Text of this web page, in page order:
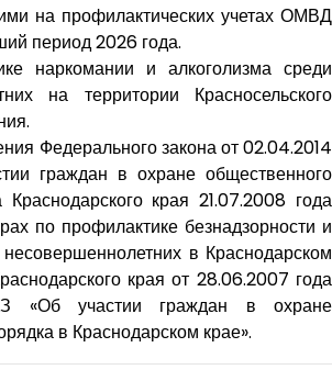
на профилактических учетах ОМВД
период 2026 года.
наркомании и алкоголизма среди
на территории Красносельского
Федерального закона от 02.04.2014
граждан в охране общественного
Краснодарского края 21.07.2008 года
по профилактике безнадзорности и
в Краснодарском
края от 28.06.2007 года
участии граждан в охране
в Краснодарском крае».